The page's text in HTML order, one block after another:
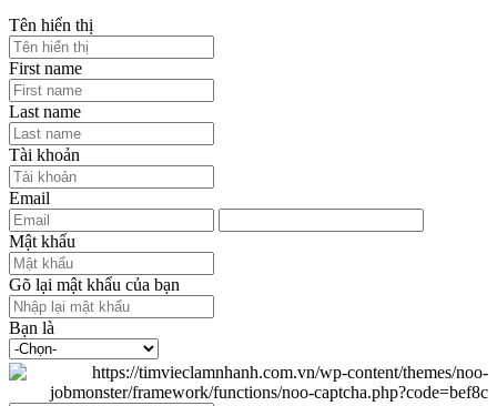
Tên hiển thị
First name
Last name
Tài khoản
Email
Mật khẩu
Gõ lại mật khẩu của bạn
Bạn là